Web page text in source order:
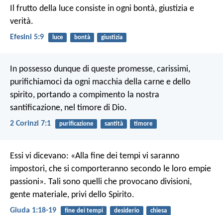
Il frutto della luce consiste in ogni bontà, giustizia e
verità.
Efesini 5:9 luce bontà giustizia
In possesso dunque di queste promesse, carissimi,
purifichiamoci da ogni macchia della carne e dello
spirito, portando a compimento la nostra
santificazione, nel timore di Dio.
2 Corinzi 7:1 purificazione santità timore
Essi vi dicevano: «Alla fine dei tempi vi saranno
impostori, che si comporteranno secondo le loro empie
passioni». Tali sono quelli che provocano divisioni,
gente materiale, privi dello Spirito.
Giuda 1:18-19 fine dei tempi desiderio chiesa